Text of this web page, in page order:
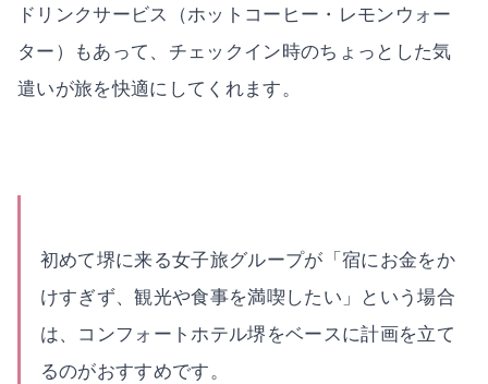
ドリンクサービス（ホットコーヒー・レモンウォー
ター）もあって、チェックイン時のちょっとした気
遣いが旅を快適にしてくれます。
初めて堺に来る女子旅グループが「宿にお金をか
けすぎず、観光や食事を満喫したい」という場合
は、コンフォートホテル堺をベースに計画を立て
るのがおすすめです。